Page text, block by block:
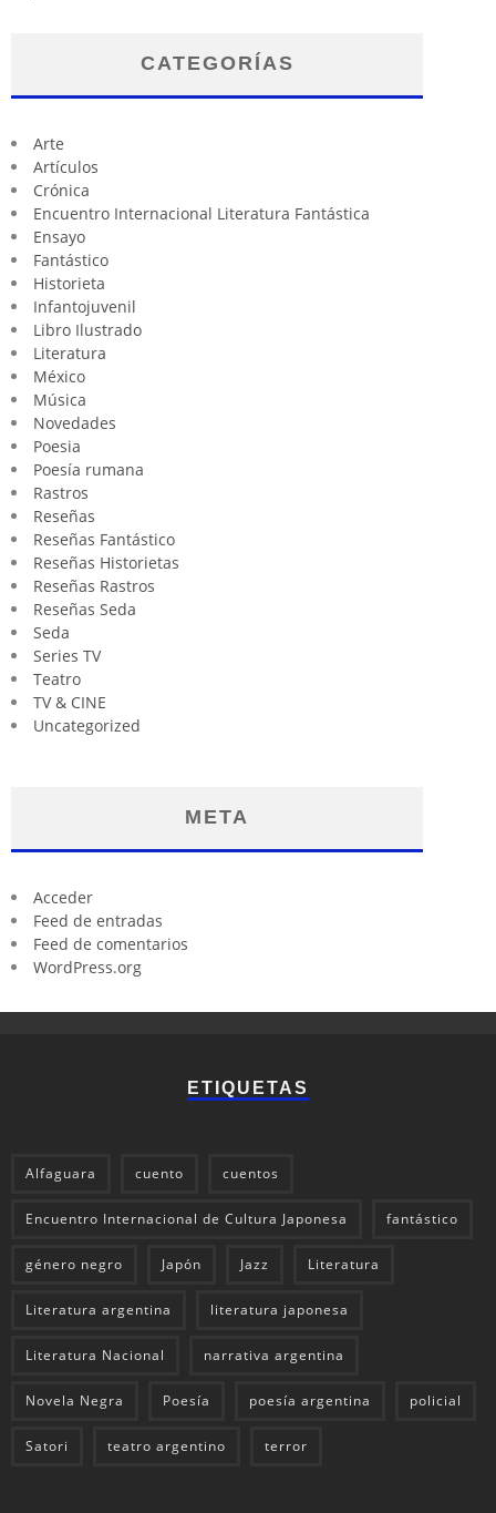
CATEGORÍAS
Arte
Artículos
Crónica
Encuentro Internacional Literatura Fantástica
Ensayo
Fantástico
Historieta
Infantojuvenil
Libro Ilustrado
Literatura
México
Música
Novedades
Poesia
Poesía rumana
Rastros
Reseñas
Reseñas Fantástico
Reseñas Historietas
Reseñas Rastros
Reseñas Seda
Seda
Series TV
Teatro
TV & CINE
Uncategorized
META
Acceder
Feed de entradas
Feed de comentarios
WordPress.org
ETIQUETAS
Alfaguara cuento cuentos
Encuentro Internacional de Cultura Japonesa fantástico
género negro Japón Jazz Literatura
Literatura argentina literatura japonesa
Literatura Nacional narrativa argentina
Novela Negra Poesía poesía argentina policial
Satori teatro argentino terror